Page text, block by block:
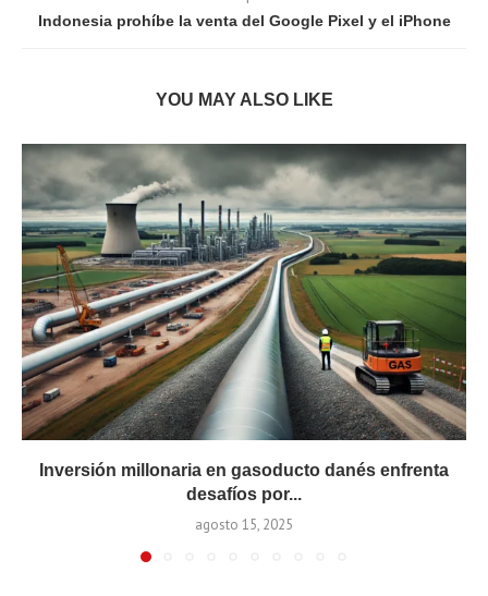
Indonesia prohíbe la venta del Google Pixel y el iPhone
YOU MAY ALSO LIKE
Inversión millonaria en gasoducto danés enfrenta
desafíos por...
agosto 15, 2025